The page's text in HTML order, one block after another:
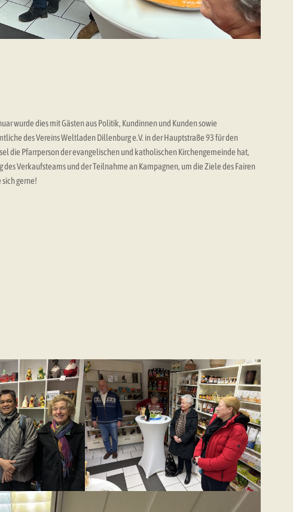
wurde dies mit Gästen aus Politik, Kundinnen und Kunden sowie
des Vereins Weltladen Dillenburg e.V. in der Hauptstraße 93 für den
die Pfarrperson der evangelischen und katholischen Kirchengemeinde hat,
Verkaufsteams und der Teilnahme an Kampagnen, um die Ziele des Fairen
gerne!